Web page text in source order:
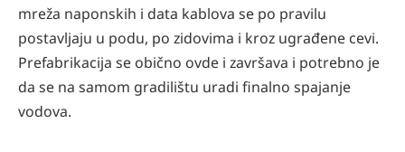
mreža naponskih i data kablova se po pravilu
postavljaju u podu, po zidovima i kroz ugrađene cevi.
Prefabrikacija se obično ovde i završava i potrebno je
da se na samom gradilištu uradi finalno spajanje
vodova.